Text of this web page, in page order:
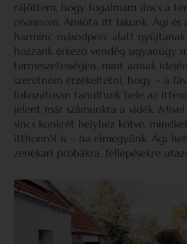
rájöttem, hogy fogalmam sincs a
olvasnom. Amióta itt lakunk, Ági és
harminc másodperc alatt gyújtanak
hozzánk érkező vendég ugyanúgy
természetességén, mint annak
szeretném érzékeltetni, hogy – a
fokozatosan tanultunk bele az itteni
jelent már számunkra a vidék.
sincs konkrét helyhez kötve,
itthonról is – ha elmegyünk, Ági
zenekari próbákra, fellépésekre